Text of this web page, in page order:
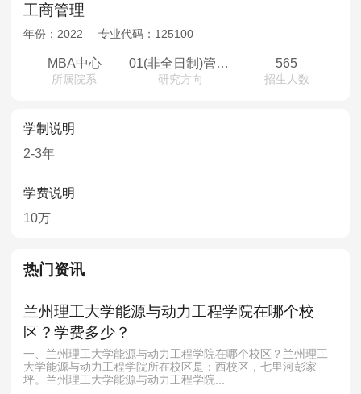
工商管理
年份： 2022 专业代码： 125100
MBA中心
所属院系
01(非全日制)管理方向02(非全日制)金融方向03(非全日制)EMBA
研究方向
565
招生人数
学制说明
2-3年
学费说明
10万
热门资讯
兰州理工大学能源与动力工程学院在哪个校
区？学费多少？
一、兰州理工大学能源与动力工程学院在哪个校区？兰州理工
大学能源与动力工程学院所在校区是：西校区，七里河彭家
坪。兰州理工大学能源与动力工程学院...